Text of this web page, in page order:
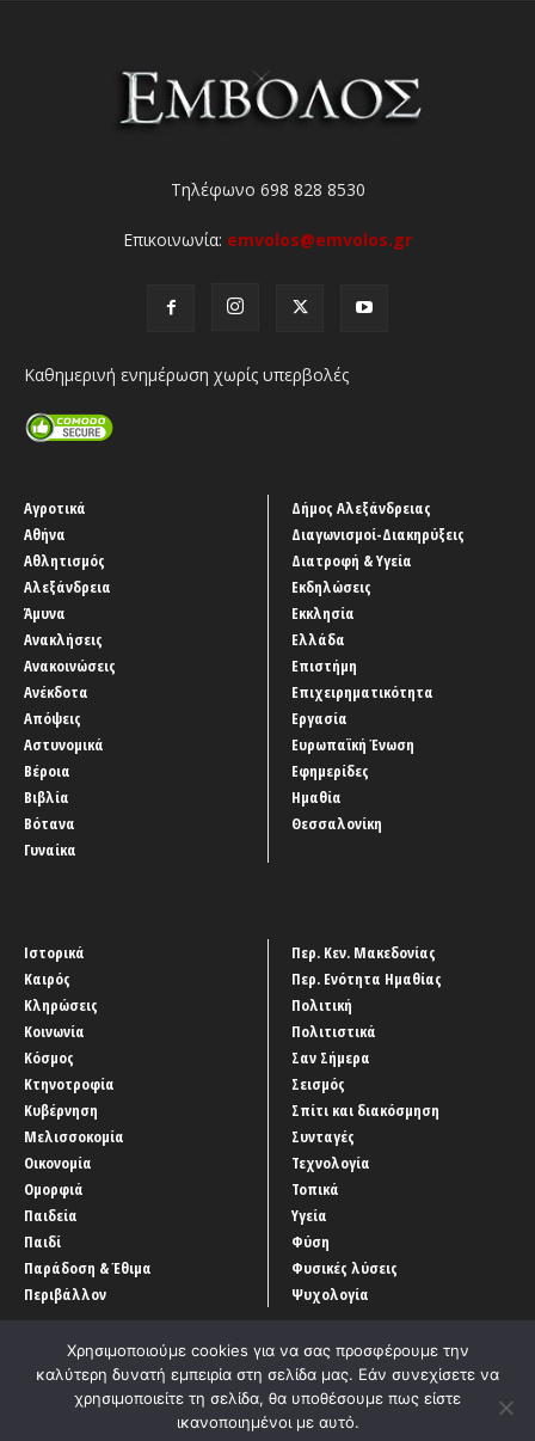
Τηλέφωνο 698 828 8530
Επικοινωνία: emvolos@emvolos.gr
Καθημερινή ενημέρωση χωρίς υπερβολές
Αγροτικά
Αθήνα
Αθλητισμός
Αλεξάνδρεια
Άμυνα
Ανακλήσεις
Ανακοινώσεις
Ανέκδοτα
Απόψεις
Αστυνομικά
Βέροια
Βιβλία
Βότανα
Γυναίκα
Δήμος Αλεξάνδρειας
Διαγωνισμοί-Διακηρύξεις
Διατροφή & Υγεία
Εκδηλώσεις
Εκκλησία
Ελλάδα
Επιστήμη
Επιχειρηματικότητα
Εργασία
Ευρωπαϊκή Ένωση
Εφημερίδες
Ημαθία
Θεσσαλονίκη
Ιστορικά
Καιρός
Κληρώσεις
Κοινωνία
Κόσμος
Κτηνοτροφία
Κυβέρνηση
Μελισσοκομία
Οικονομία
Ομορφιά
Παιδεία
Παιδί
Παράδοση & Έθιμα
Περιβάλλον
Περ. Κεν. Μακεδονίας
Περ. Ενότητα Ημαθίας
Πολιτική
Πολιτιστικά
Σαν Σήμερα
Σεισμός
Σπίτι και διακόσμηση
Συνταγές
Τεχνολογία
Τοπικά
Υγεία
Φύση
Φυσικές λύσεις
Ψυχολογία
‘Οροι χρήσης Αρχείο Άρθρων
Χρησιμοποιούμε cookies για να σας προσφέρουμε την
καλύτερη δυνατή εμπειρία στη σελίδα μας. Εάν συνεχίσετε να
χρησιμοποιείτε τη σελίδα, θα υποθέσουμε πως είστε
ικανοποιημένοι με αυτό.